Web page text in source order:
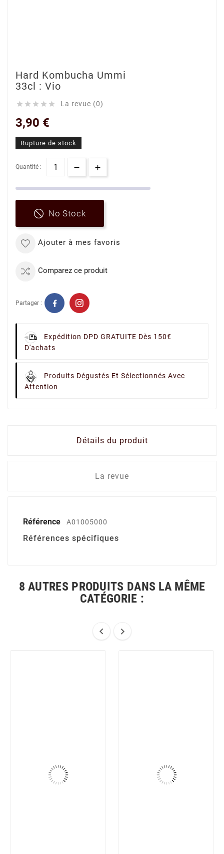
Hard Kombucha Ummi
33cl : Vio
     La revue (0)
3,90 €
Rupture de stock
Quantité :
No Stock
Ajouter à mes favoris
Comparez ce produit
Partager :
Expédition DPD GRATUITE Dès 150€
D'achats
Produits Dégustés Et Sélectionnés Avec
Attention
Détails du produit
La revue
Référence A01005000
Références spécifiques
8 AUTRES PRODUITS DANS LA MÊME
CATÉGORIE :
 